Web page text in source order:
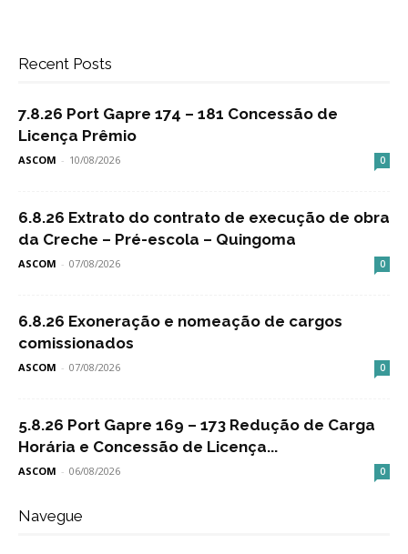
Recent Posts
7.8.26 Port Gapre 174 – 181 Concessão de
Licença Prêmio
ASCOM - 10/08/2026 0
6.8.26 Extrato do contrato de execução de obra
da Creche – Pré-escola – Quingoma
ASCOM - 07/08/2026 0
6.8.26 Exoneração e nomeação de cargos
comissionados
ASCOM - 07/08/2026 0
5.8.26 Port Gapre 169 – 173 Redução de Carga
Horária e Concessão de Licença...
ASCOM - 06/08/2026 0
Navegue